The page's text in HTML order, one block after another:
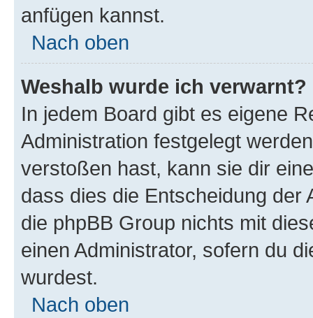
anfügen kannst.
Nach oben
Weshalb wurde ich verwarnt?
In jedem Board gibt es eigene
Administration festgelegt
verstoßen hast, kann sie dir
dass dies die Entscheidung der
die phpBB Group nichts mit
einen Administrator, sofern du
wurdest.
Nach oben